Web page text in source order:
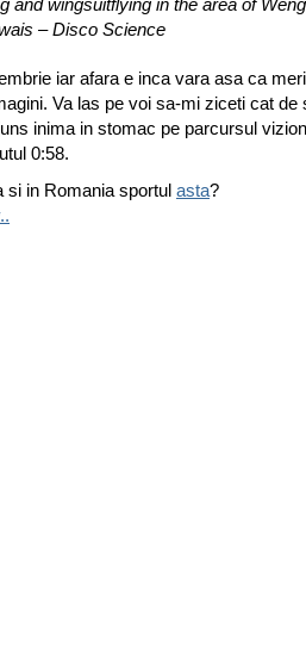
and wingsuitflying in the area of
– Disco Science
iar afara e inca vara asa ca
Va las pe voi sa-mi ziceti cat de
inima in stomac pe parcursul
0:58.
in Romania sportul asta?